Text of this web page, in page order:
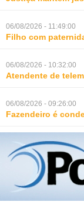
06/08/2026 - 11:49:00
Filho com
06/08/2026 - 10:32:00
Atendente de
06/08/2026 - 09:26:00
Fazendeiro é